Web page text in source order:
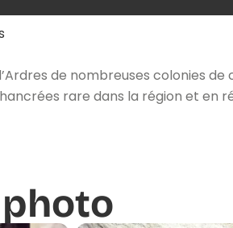
de nombreuses colonies
rare dans la région et en